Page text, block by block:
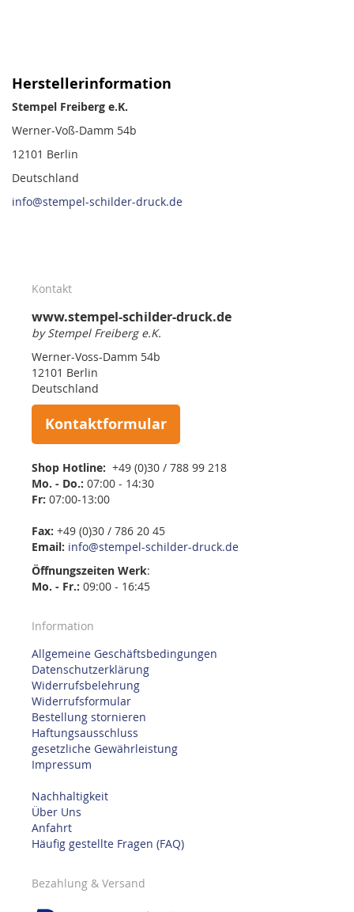
Herstellerinformation
Stempel Freiberg e.K.
Werner-Voß-Damm 54b
12101 Berlin
Deutschland
info@stempel-schilder-druck.de
Kontakt
www.stempel-schilder-druck.de
by Stempel Freiberg e.K.
Werner-Voss-Damm 54b
12101 Berlin
Deutschland
Kontaktformular
Shop Hotline: +49 (0)30 / 788 99 218
Mo. - Do.: 07:00 - 14:30
Fr: 07:00-13:00
Fax: +49 (0)30 / 786 20 45
Email: info@stempel-schilder-druck.de
Öffnungszeiten Werk:
Mo. - Fr.: 09:00 - 16:45
Information
Allgemeine Geschäftsbedingungen
Datenschutzerklärung
Widerrufsbelehrung
Widerrufsformular
Bestellung stornieren
Haftungsausschluss
gesetzliche Gewährleistung
Impressum
Nachhaltigkeit
Über Uns
Anfahrt
Häufig gestellte Fragen (FAQ)
Bezahlung & Versand